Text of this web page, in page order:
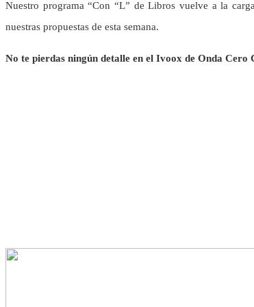
Nuestro programa “Con “L” de Libros vuelve a la
nuestras propuestas de esta semana.
No te pierdas ningún detalle en el Ivoox de Onda Cero